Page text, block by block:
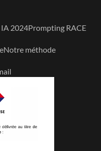
2024Prompting RACE
Notre méthode